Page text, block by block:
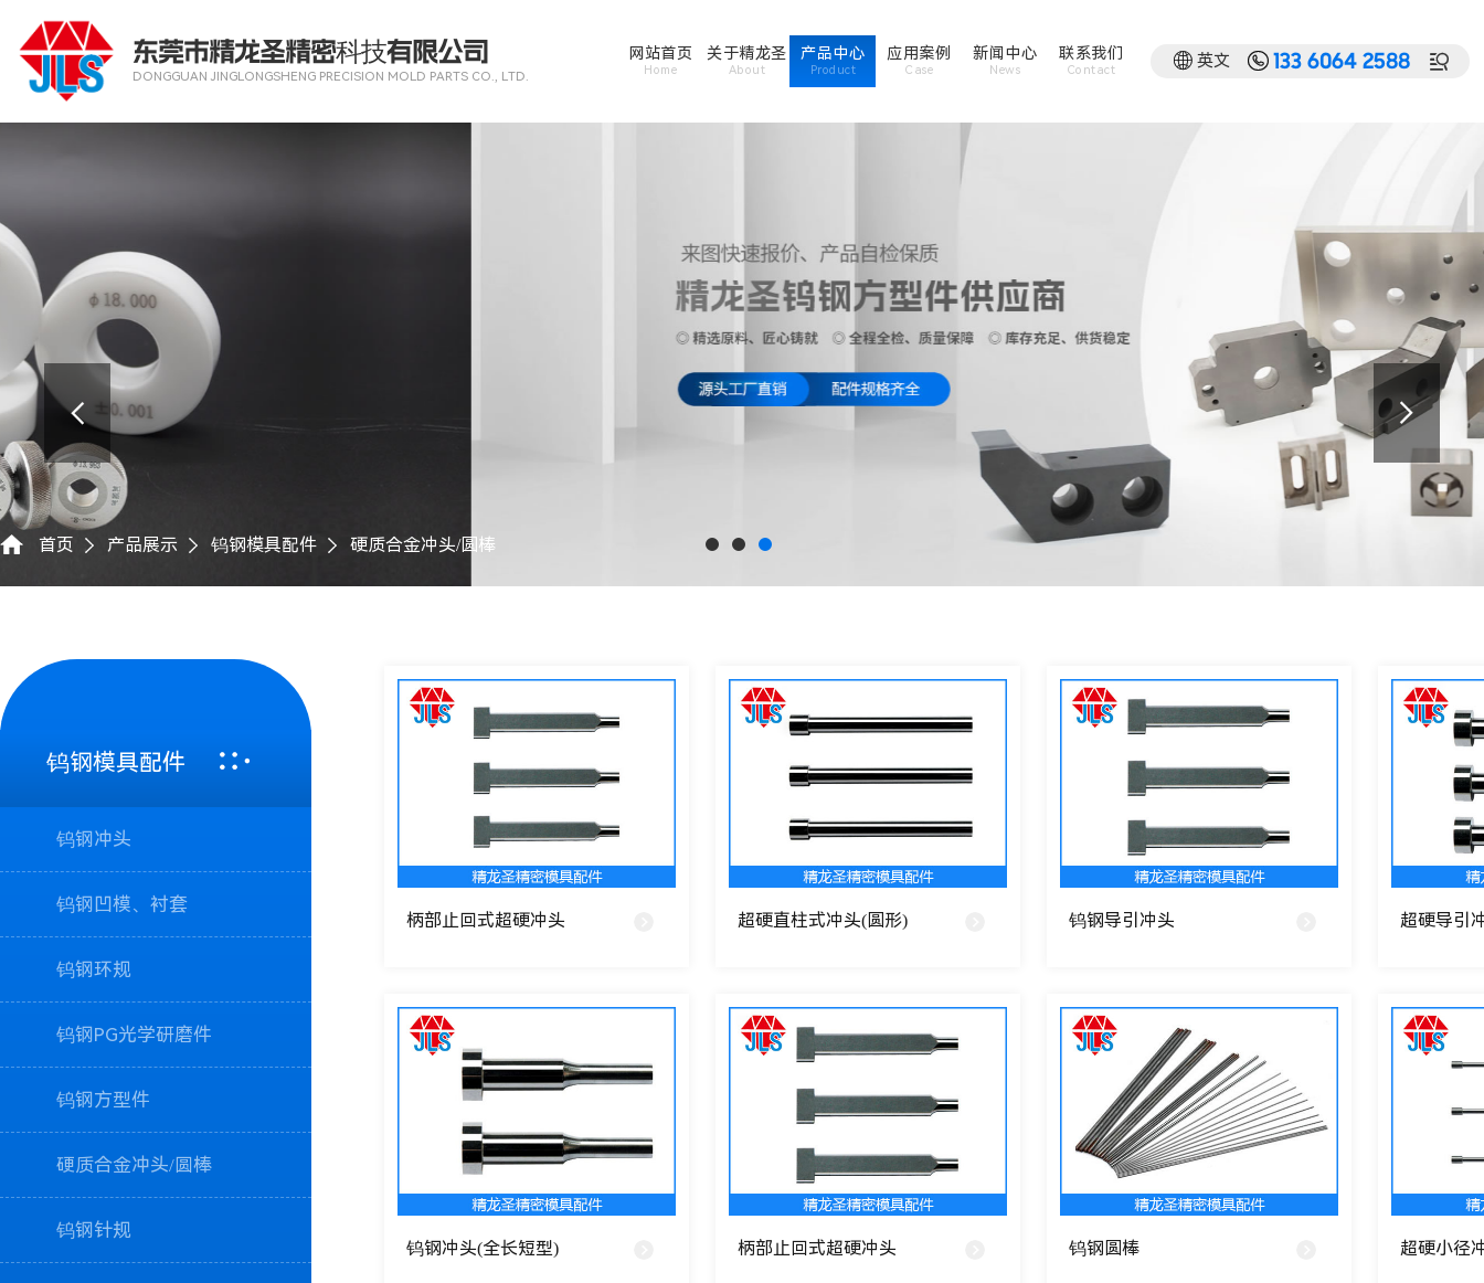
东莞市精龙圣精密科技有限公司
DONGGUAN JINGLONGSHENG PRECISION MOLD PARTS CO., LTD.
网站首页
Home
关于精龙圣
About
产品中心
Product
应用案例
Case
新闻中心
News
联系我们
Contact  英文 133 6064 2588 
 
首页 产品展示 钨钢模具配件 硬质合金冲头/圆棒
钨钢模具配件
钨钢冲头
钨钢凹模、衬套
钨钢环规
钨钢PG光学研磨件
钨钢方型件
硬质合金冲头/圆棒
钨钢针规
柄部止回式超硬冲头 超硬直柱式冲头(圆形) 钨钢导引冲头 超硬导引
钨钢冲头(全长短型) 柄部止回式超硬冲头 钨钢圆棒 超硬小径